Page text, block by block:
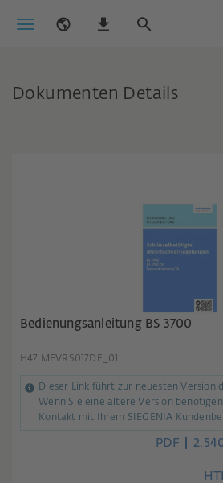
Dokumenten Details
Bedienungsanleitung BS 3700
H47.MFVRS017DE_01
Dieser Link führt zur neuesten Version
Wenn Sie eine ältere Version
Kontakt mit Ihrem SIEGENIA
PDF